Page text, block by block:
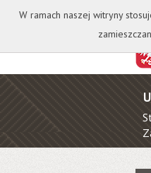
W ramach naszej witryny